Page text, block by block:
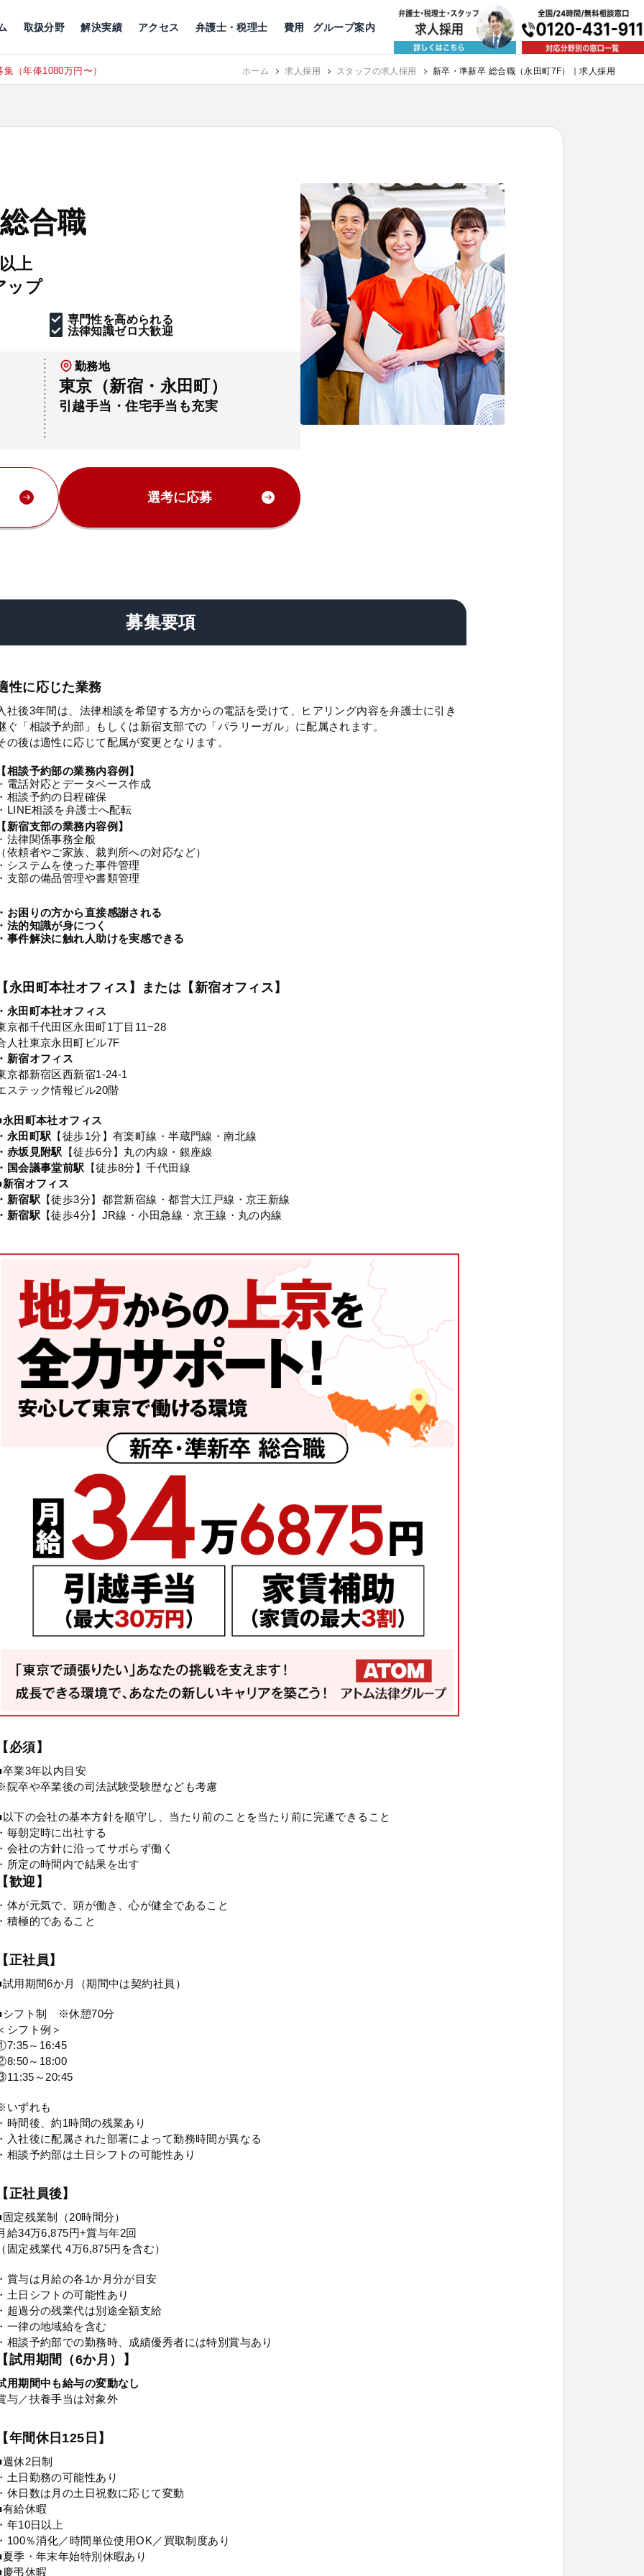
取扱分野
公益活動
解決実績 アクセス
京都 神戸 福岡
弁護士・税理士 費用 グループ案内
（年俸1080万円〜） RECRUIT 東京にて、相談予約スタッフ募集（月給38万以上）
合職
上
ップ
専門性を高められる
法律知識ゼロ大歓迎
勤務地
東京（新宿・永田町）
引越手当・住宅手当も充実
選考に応募
募集要項
性に応じた業務
社後3年間は、法律相談を希望する方からの電話を受けて、ヒアリング内容を弁護士に引き
ぐ「相談予約部」もしくは新宿支部での「パラリーガル」に配属されます。
の後は適性に応じて配属が変更となります。
相談予約部の業務内容例】
電話対応とデータベース作成
相談予約の日程確保
LINE相談を弁護士へ配転
新宿支部の業務内容例】
法律関係事務全般
依頼者やご家族、裁判所への対応など）
システムを使った事件管理
支部の備品管理や書類管理
お困りの方から直接感謝される
法的知識が身につく
事件解決に触れ人助けを実感できる
永田町本社オフィス】または【新宿オフィス】
永田町本社オフィス
京都千代田区永田町1丁目11−28
人社東京永田町ビル7F
新宿オフィス
京都新宿区西新宿1-24-1
ステック情報ビル20階
永田町本社オフィス
永田町駅 【徒歩1分】有楽町線・半蔵門線・南北線
赤坂見附駅
【徒歩6分】丸の内線・銀座線
国会議事堂前駅
【徒歩8分】千代田線
新宿オフィス
新宿駅 【徒歩3分】都営新宿線・都営大江戸線・京王新線
新宿駅 【徒歩4分】JR線・小田急線・京王線・丸の内線
必須】
卒業3年以内目安
院卒や卒業後の司法試験受験歴なども考慮
以下の会社の基本方針を順守し、当たり前のことを当たり前に完遂できること
毎朝定時に出社する
会社の方針に沿ってサボらず働く
所定の時間内で結果を出す
歓迎】
体が元気で、頭が働き、心が健全であること
積極的であること
正社員】
試用期間6か月（期間中は契約社員）
シフト制 ※休憩70分
シフト例＞
～16:45
～18:00
～20:45
いずれも
時間後、約1時間の残業あり
入社後に配属された部署によって勤務時間が異なる
相談予約部は土日シフトの可能性あり
正社員後】
定残業制（20時間分）
給34万6,875円+賞与年2回
固定残業代 4万6,875円を含む）
賞与は月給の各1か月分が目安
土日シフトの可能性あり
超過分の残業代は別途全額支給
一律の地域給を含む
相談予約部での勤務時、成績優秀者には特別賞与あり
試用期間（6か月）】
用期間中も給与の変動なし
与／扶養手当は対象外
年間休日125日】
休2日制
土日勤務の可能性あり
休日数は月の土日祝数に応じて変動
有給休暇
年10日以上
100％消化／時間単位使用OK／買取制度あり
夏季・年末年始特別休暇あり
慶弔休暇
ホーム 求人採用 スタッフの求人採用 新卒・準新卒 総合職（永田町7F）｜求人採用